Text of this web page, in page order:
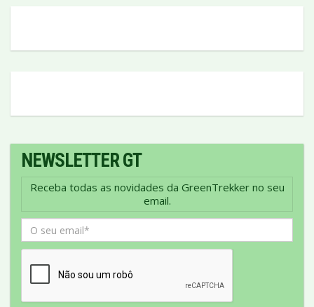
NEWSLETTER GT
Receba todas as novidades da GreenTrekker no seu
email.